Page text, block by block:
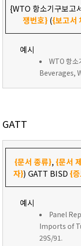
{WTO 항소기구보고
쟁번호}({보고서
예시
WTO 항
Beverages,
GATT
{문서 종류},{문서
자}) GATT BISD{
예시
Panel
Imports of
29S/91.